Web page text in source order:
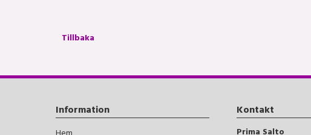
Tillbaka
Information Kontakt